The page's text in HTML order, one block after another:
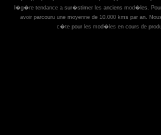
l�g�re tendance a sur�stimer les anciens mod�les.
avoir parcouru une moyenne de 10.000 kms par an.
c�te pour les mod�les en cours de